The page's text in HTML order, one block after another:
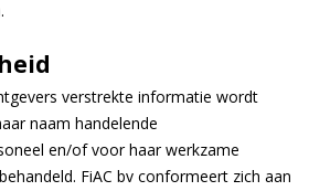
verstrekte informatie wordt
naam handelende
en/of voor haar werkzame
FiAC bv conformeert zich aan